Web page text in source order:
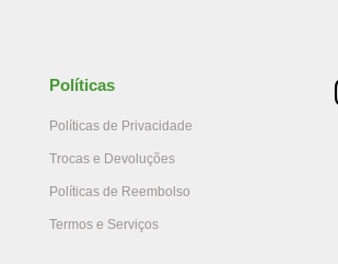
Políticas
Políticas de Privacidade
Trocas e Devoluções
Políticas de Reembolso
Termos e Serviços